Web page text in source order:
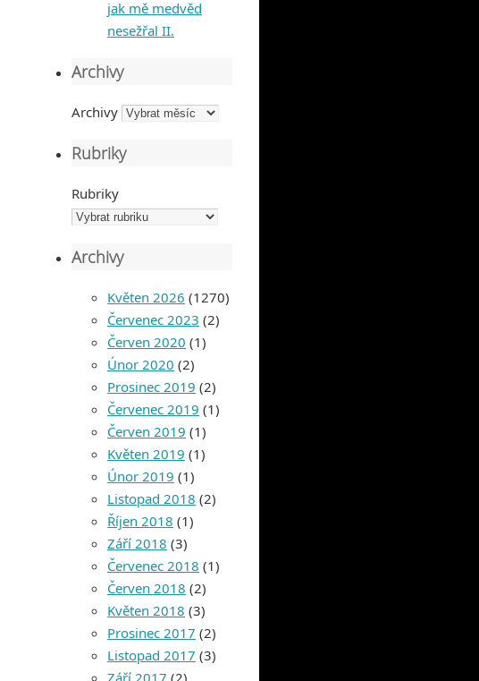
jak mě medvěd
nesežřal II.
Archivy
Archivy
Rubriky
Rubriky
Archivy
Květen 2026 (1270)
Červenec 2023 (2)
Červen 2020 (1)
Únor 2020 (2)
Prosinec 2019 (2)
Červenec 2019 (1)
Červen 2019 (1)
Květen 2019 (1)
Únor 2019 (1)
Listopad 2018 (2)
Říjen 2018 (1)
Září 2018 (3)
Červenec 2018 (1)
Červen 2018 (2)
Květen 2018 (3)
Prosinec 2017 (2)
Listopad 2017 (3)
Září 2017 (2)